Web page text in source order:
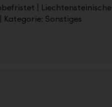
| Liechtensteinische
Kategorie: Sonstiges